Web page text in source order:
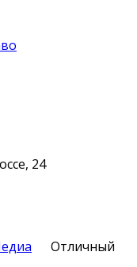
24
Отличный